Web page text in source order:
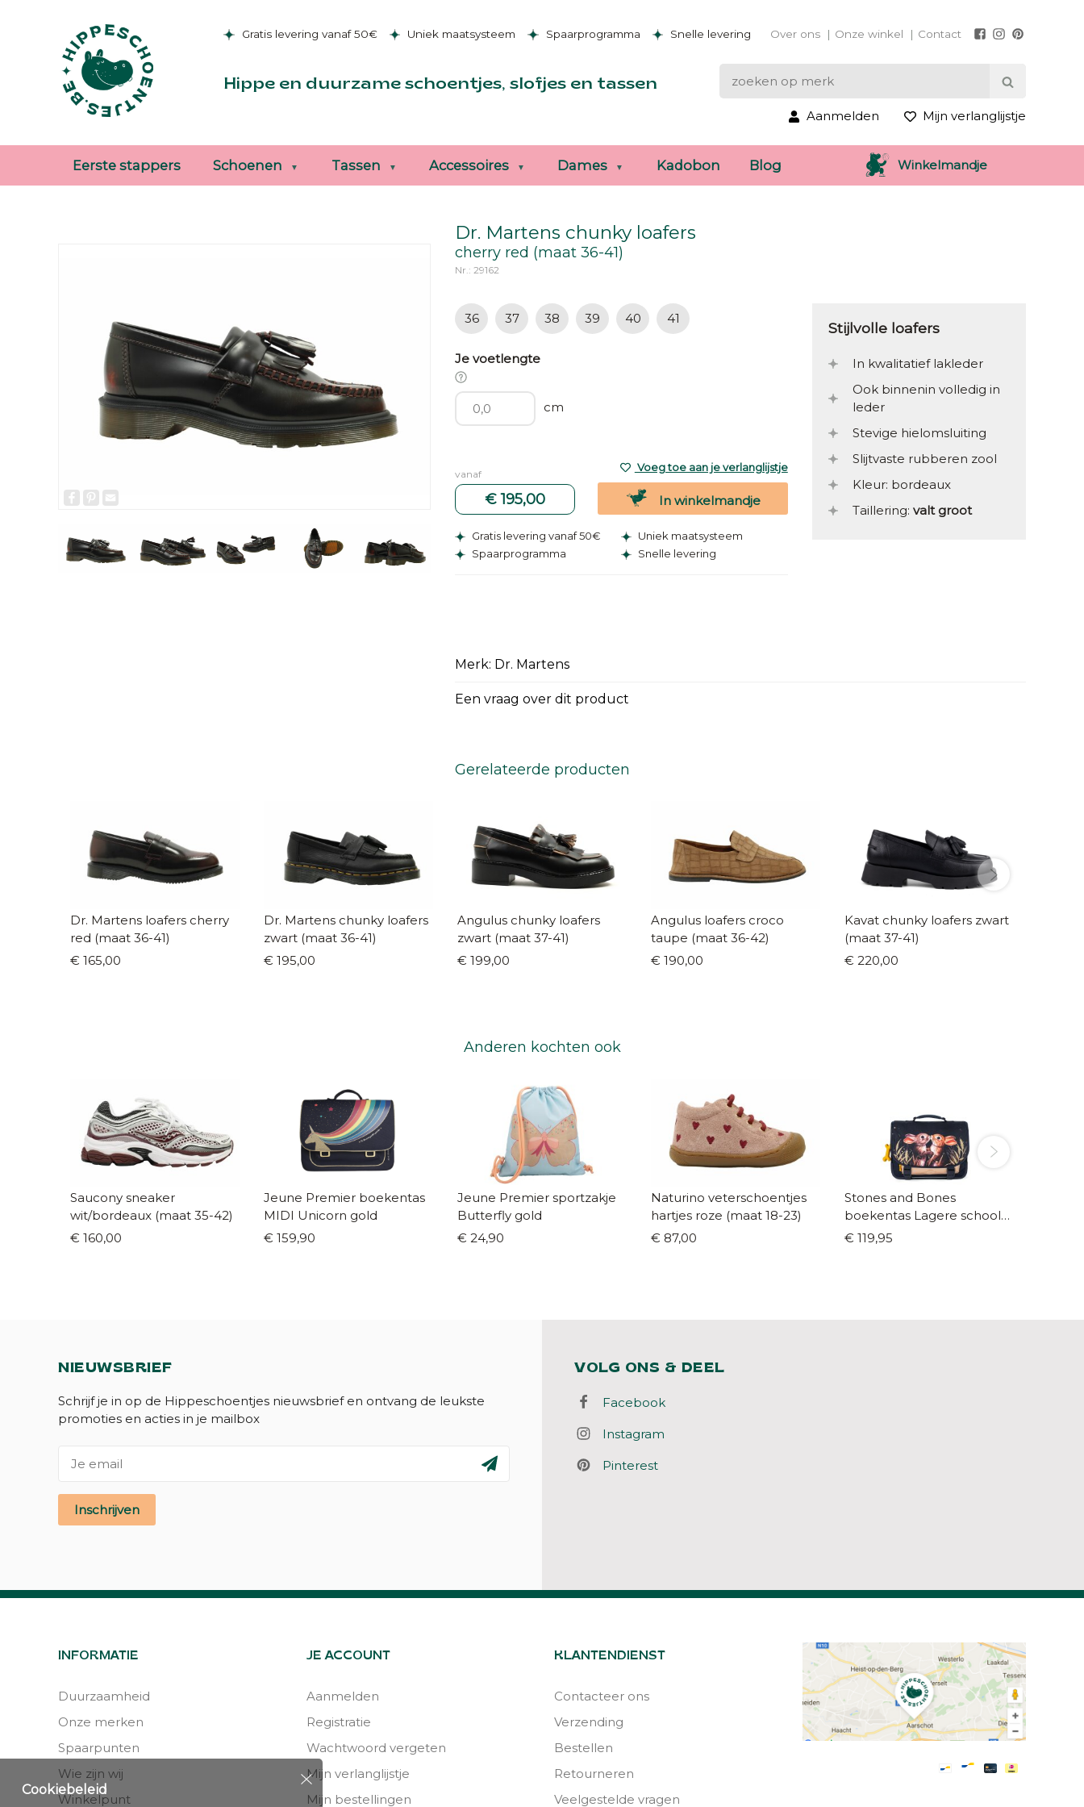
Gratis levering vanaf 50€ Uniek maatsysteem Spaarprogramma Snelle levering Over ons Onze winkel Contact
Hippe en duurzame schoentjes, slofjes en tassen
Aanmelden Mijn verlanglijstje
Eerste stappers Schoenen Tassen Accessoires Dames Kadobon Blog Winkelmandje
Dr. Martens chunky loafers
Facebook
Pinterest
cherry red (maat 36-41)
Nr.: 29162
36 37 38 39 40 41
Je voetlengte
cm
vanaf
€ 195,00
Voeg toe aan je verlanglijstje
In winkelmandje
Gratis levering vanaf 50€
Uniek maatsysteem
Spaarprogramma
Snelle levering
Stijlvolle loafers
In kwalitatief lakleder
Ook binnenin volledig in
leder
Stevige hielomsluiting
Slijtvaste rubberen zool
Kleur: bordeaux
Taillering: valt groot
Merk: Dr. Martens
Een vraag over dit product
Gerelateerde producten
Dr. Martens loafers cherry
red (maat 36-41)
€ 165,00
Dr. Martens chunky loafers
zwart (maat 36-41)
€ 195,00
Angulus chunky loafers
zwart (maat 37-41)
€ 199,00
Angulus loafers croco
taupe (maat 36-42)
€ 190,00
Kavat chunky loafers zwart
(maat 37-41)
€ 220,00
Anderen kochten ook
Saucony sneaker
wit/bordeaux (maat 35-42)
€ 160,00
Jeune Premier boekentas
MIDI Unicorn gold
€ 159,90
Jeune Premier sportzakje
Butterfly gold
€ 24,90
Naturino veterschoentjes
hartjes roze (maat 18-23)
€ 87,00
Stones and Bones
boekentas Lagere school
Lotus Bunnies navy
€ 119,95
NIEUWSBRIEF
Schrijf je in op de Hippeschoentjes nieuwsbrief en ontvang de leukste
promoties en acties in je mailbox
Inschrijven
VOLG ONS & DEEL
Facebook
Instagram
Pinterest
INFORMATIE
Duurzaamheid
Onze merken
Spaarpunten
Wie zijn wij
Winkelpunt
JE ACCOUNT
Aanmelden
Registratie
Wachtwoord vergeten
Mijn verlanglijstje
Mijn bestellingen
KLANTENDIENST
Contacteer ons
Verzending
Bestellen
Retourneren
Veelgestelde vragen
Cookiebeleid